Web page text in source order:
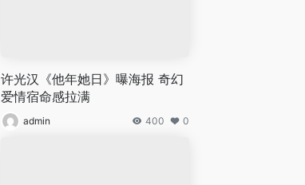
许光汉《他年她日》曝海报 奇幻
爱情宿命感拉满
admin 400 0